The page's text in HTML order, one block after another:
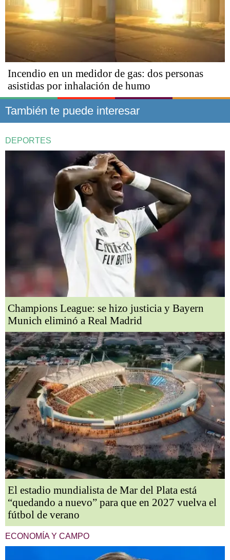
Incendio en un medidor de gas: dos personas
asistidas por inhalación de humo
También te puede interesar
DEPORTES
Champions League: se hizo justicia y Bayern
Munich eliminó a Real Madrid
El estadio mundialista de Mar del Plata está
“quedando a nuevo” para que en 2027 vuelva el
fútbol de verano
ECONOMÍA Y CAMPO